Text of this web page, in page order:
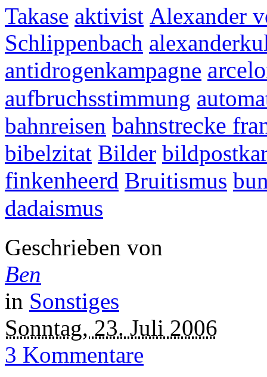
Takase aktivist Alexander
Schlippenbach
antidrogenkampagne
aufbruchsstimmung
bahnreisen bahnstrecke
bibelzitat Bilder
finkenheerd Bruitismus
dadaismus
Geschrieben von
Ben
in Sonstiges
Sonntag, 23. Juli 2006
3 Kommentare